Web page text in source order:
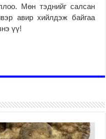
Мөн тэднийг салсан
авир хийлдэж байгаа
үү!